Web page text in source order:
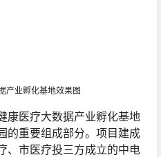
产业孵化基地效果图
康医疗大数据产业孵化基地
的重要组成部分。项目建成
、市医疗投三方成立的中电